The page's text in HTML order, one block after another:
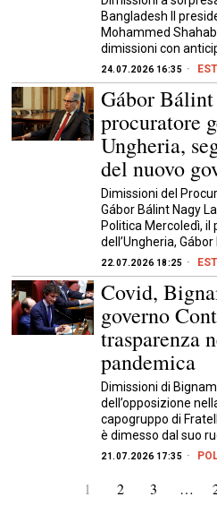
Bangladesh Il
Mohammed
dimissioni con
24.07.2026 16:35
Gábor
procuratore
Ungheria,
del nuovo
Dimissioni del
Gábor Bálint Nagy
Politica Mercoledì,
dell’Ungheria,
22.07.2026 18:25
Covid,
governo
trasparenza
pandemica
Dimissioni di
dell’opposizione
capogruppo di
è dimesso dal suo
21.07.2026 17:35
1 2 3 …